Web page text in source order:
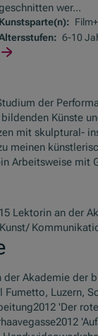
wer...
Kunstsparte(n):
6-10
der
Künste
mit skulptural-
meinen
Arbeitsweise mit
Lektorin an der
der Akademie der
Luzern,
'Der